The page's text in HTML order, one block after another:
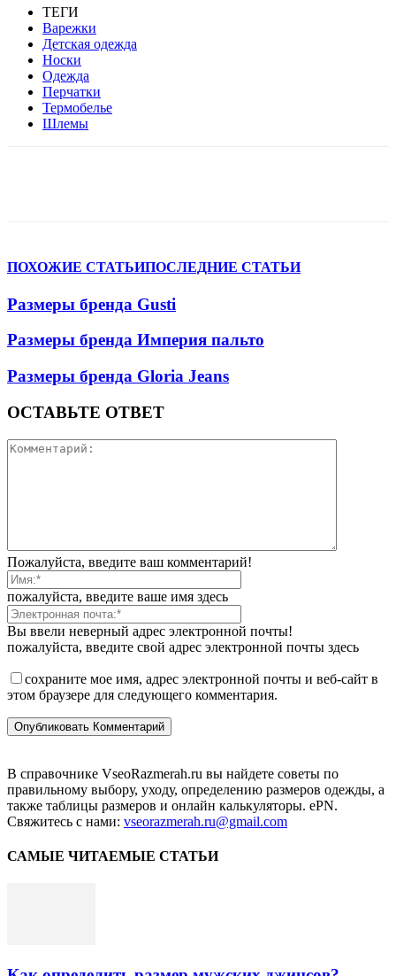
ТЕГИ
Варежки
Детская одежда
Носки
Одежда
Перчатки
Термобелье
Шлемы
ПОХОЖИЕ СТАТЬИПОСЛЕДНИЕ СТАТЬИ
Размеры бренда Gusti
Размеры бренда Империя пальто
Размеры бренда Gloria Jeans
ОСТАВЬТЕ ОТВЕТ
Пожалуйста, введите ваш комментарий!
пожалуйста, введите ваше имя здесь
Вы ввели неверный адрес электронной почты!
пожалуйста, введите свой адрес электронной почты здесь
сохраните мое имя, адрес электронной почты и веб-сайт в
этом браузере для следующего комментария.
В справочнике VseoRazmerah.ru вы найдете советы по
правильному выбору, уходу, определению размеров одежды, а
также таблицы размеров и онлайн калькуляторы. ePN.
Свяжитесь с нами: vseorazmerah.ru@gmail.com
САМЫЕ ЧИТАЕМЫЕ СТАТЬИ